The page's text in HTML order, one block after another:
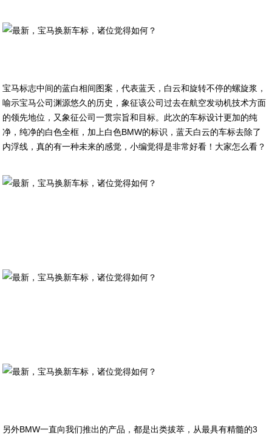
宝马标志中间的蓝白相间图案，代表蓝天，白云和旋转不停的螺旋浆，
喻示宝马公司渊源悠久的历史，象征该公司过去在航空发动机技术方面
的领先地位，又象征公司一贯宗旨和目标。此次的车标设计更加的纯
净，纯净的白色全框，加上白色BMW的标识，蓝天白云的车标去除了
内浮线，真的有一种未来的感觉，小编觉得是非常好看！大家怎么看？
另外BMW一直向我们推出的产品，都是出类拔萃，从最具有精髓的3